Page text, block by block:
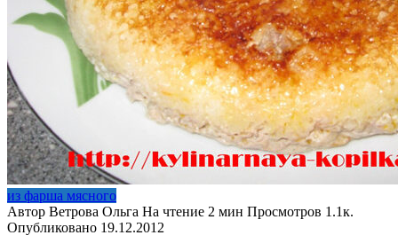
из фарша мясного
Автор Ветрова Ольга На чтение 2 мин Просмотров 1.1к.
Опубликовано 19.12.2012